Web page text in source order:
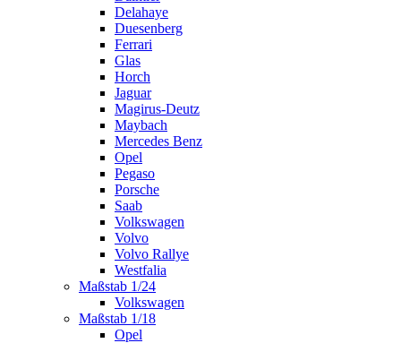
Delahaye
Duesenberg
Ferrari
Glas
Horch
Jaguar
Magirus-Deutz
Maybach
Mercedes Benz
Opel
Pegaso
Porsche
Saab
Volkswagen
Volvo
Volvo Rallye
Westfalia
Maßstab 1/24
Volkswagen
Maßstab 1/18
Opel